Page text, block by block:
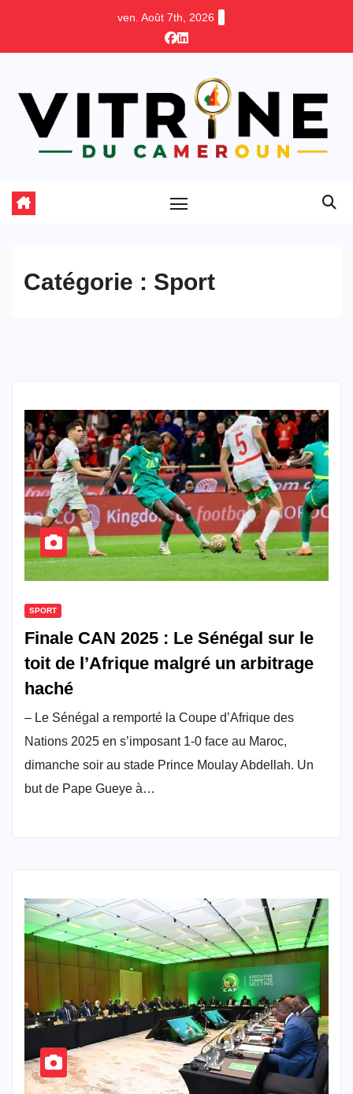
ven. Août 7th, 2026
Catégorie : Sport
SPORT
Finale CAN 2025 : Le Sénégal sur le
toit de l’Afrique malgré un arbitrage
haché
– Le Sénégal a remporté la Coupe d’Afrique des
Nations 2025 en s’imposant 1-0 face au Maroc,
dimanche soir au stade Prince Moulay Abdellah. Un
but de Pape Gueye à…